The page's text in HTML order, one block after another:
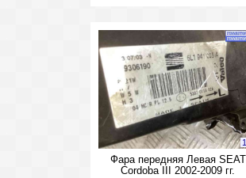
1
Фара передняя Левая SEAT
Cordoba III 2002-2009 гг.